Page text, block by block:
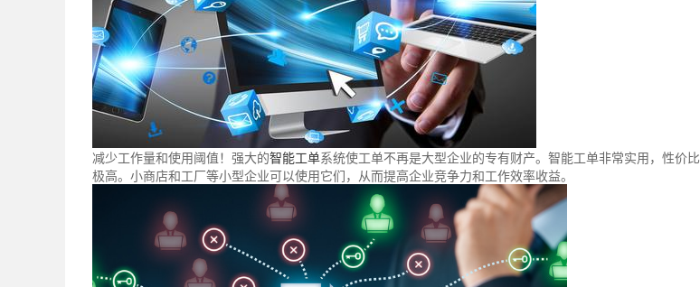
减少工作量和使用阈值！强大的智能工单系统使工单不再是大型企业的专有财产。智能工单非常实用，性价比
极高。小商店和工厂等小型企业可以使用它们，从而提高企业竞争力和工作效率收益。